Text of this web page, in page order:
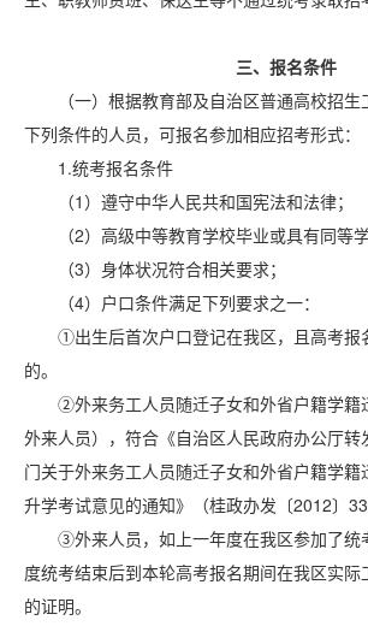
三、报名条件
（一）根据教育部及自治区普通高校招
下列条件的人员，可报名参加相应招考形式：
1.统考报名条件
（1）遵守中华人民共和国宪法和法律；
（2）高级中等教育学校毕业或具有同等学
（3）身体状况符合相关要求；
（4）户口条件满足下列要求之一：
①出生后首次户口登记在我区，且高考报
的。
②外来务工人员随迁子女和外省户籍学籍
外来人员），符合《自治区人民政府办公厅转
门关于外来务工人员随迁子女和外省户籍学籍
升学考试意见的通知》（桂政办发〔2012〕
③外来人员，如上一年度在我区参加了统
度统考结束后到本轮高考报名期间在我区实
的证明。